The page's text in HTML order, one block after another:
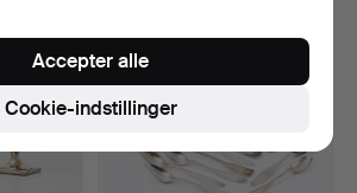
Cookie-indstillinger
Accepter alle